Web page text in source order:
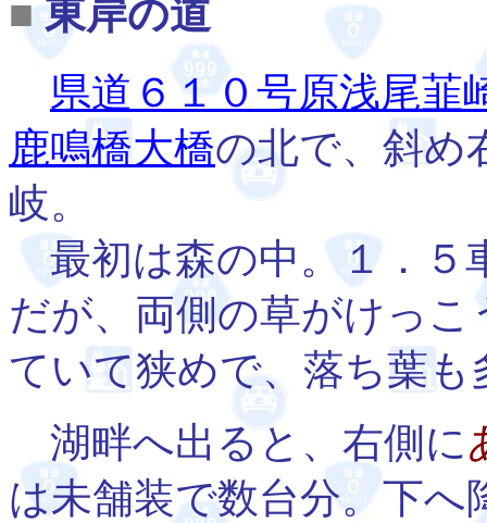
■ 東岸の道
県道６１０号原浅尾韮
鹿鳴橋大橋の北で、斜め
岐。
最初は森の中。１．５
だが、両側の草がけっこ
ていて狭めで、落ち葉も
湖畔へ出ると、右側に
は未舗装で数台分。下